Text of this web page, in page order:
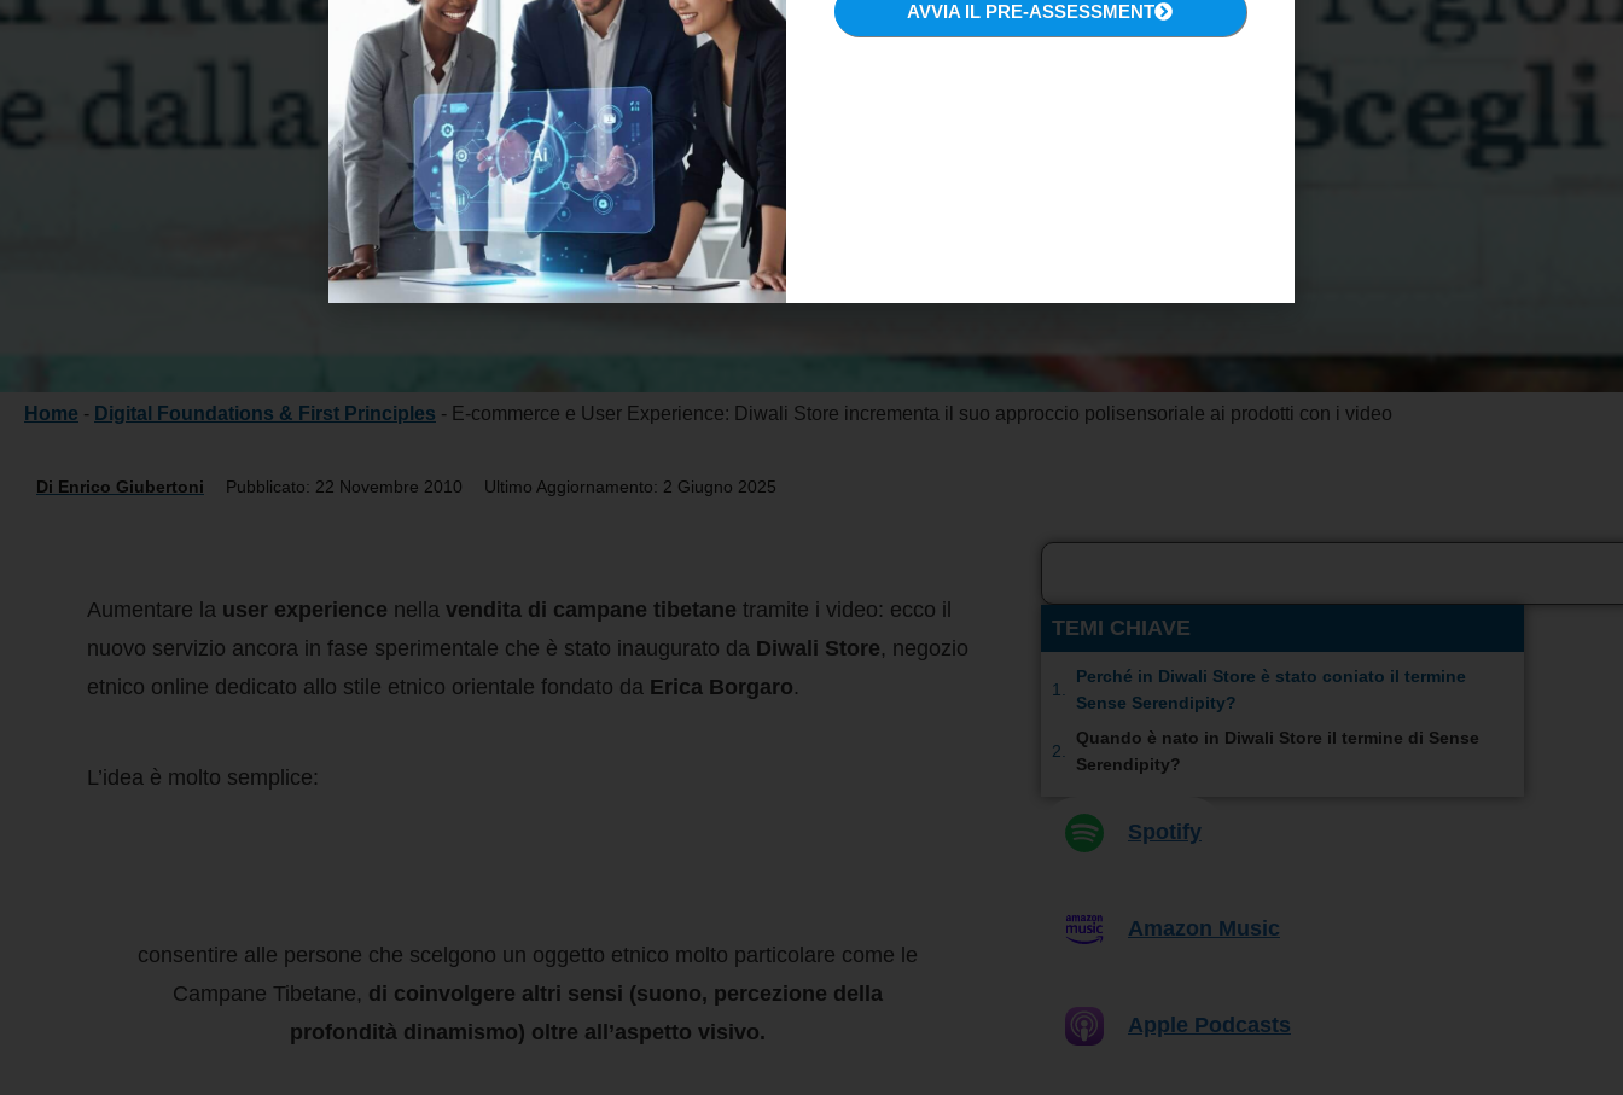
Home - Digital Foundations & First Principles - E-commerce e User Experience: Diwali Store incrementa il suo approccio polisensoriale ai prodotti con i video
Di Enrico Giubertoni Pubblicato: 22 Novembre 2010 Ultimo Aggiornamento: 2 Giugno 2025
Aumentare la user experience nella vendita di campane tibetane tramite i video: ecco il
nuovo servizio ancora in fase sperimentale che è stato inaugurato da Diwali Store, negozio
etnico online dedicato allo stile etnico orientale fondato da Erica Borgaro.
L’idea è molto semplice:
consentire alle persone che scelgono un oggetto etnico molto particolare come le
Campane Tibetane, di coinvolgere altri sensi (suono, percezione della
profondità dinamismo) oltre all’aspetto visivo.
TEMI CHIAVE
Perché in Diwali Store è stato coniato il termine
Sense Serendipity?
Quando è nato in Diwali Store il termine di Sense
Serendipity?
Spotify
Amazon Music
Apple Podcasts
AVVIA IL PRE-ASSESSMENT